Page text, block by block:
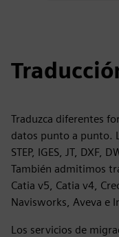
Traduzca diferentes
datos punto a punto.
STEP, IGES, JT, DXF,
También admitimos
Catia v5, Catia v4,
Navisworks, Aveva e
Los servicios de